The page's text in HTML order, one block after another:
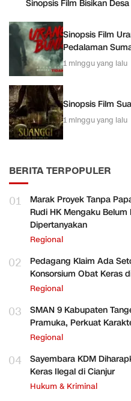
Sinopsis Film Bisikan
Sinopsis Film
Pedalaman
1 minggu yang lalu
Sinopsis Film
1 minggu yang lalu
BERITA TERPOPULER
01
Marak Proyek Tanpa
Rudi HK Mengaku Belum
Dipertanyakan
Regional
02
Pedagang Klaim Ada
Konsorsium Obat Keras
Regional
03
SMAN 9 Kabupaten
Pramuka, Perkuat
Regional
04
Sayembara KDM
Keras Ilegal di Cianjur
Hukum & Kriminal